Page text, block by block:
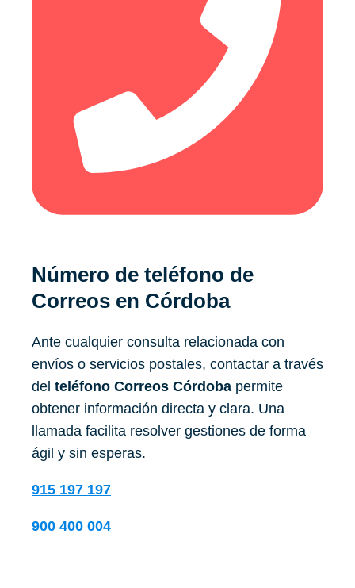
Número de teléfono de
Correos en Córdoba
Ante cualquier consulta relacionada con
envíos o servicios postales, contactar a través
del teléfono Correos Córdoba permite
obtener información directa y clara. Una
llamada facilita resolver gestiones de forma
ágil y sin esperas.
915 197 197
900 400 004